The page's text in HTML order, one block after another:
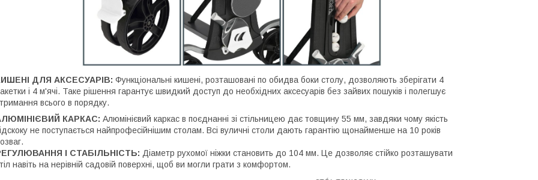
ДЛЯ АКСЕСУАРІВ: Функціональні кишені, розташовані по обидва боки столу, дозволяють зберігати 4
і 4 м'ячі. Таке рішення гарантує швидкий доступ до необхідних аксесуарів без зайвих пошуків і полегшує
всього в порядку.
КАРКАС: Алюмінієвий каркас в поєднанні зі стільницею дає товщину 55 мм, завдяки чому якість
не поступається найпрофесійнішим столам. Всі вуличні столи дають гарантію щонайменше на 10 років
І СТАБІЛЬНІСТЬ: Діаметр рухомої ніжки становить до 104 мм. Це дозволяє стійко розташувати
навіть на нерівній садовій поверхні, щоб ви могли грати з комфортом.